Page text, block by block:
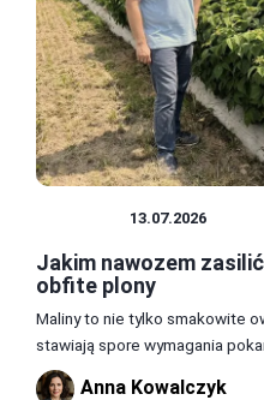
13.07.2026
Jakim nawozem
obfite plony
Maliny to nie tylko smakowite
stawiają spore wymagania
Anna Kowalczyk